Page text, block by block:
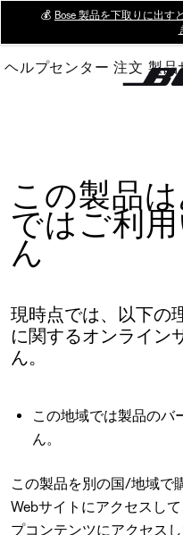
Main
💰 Bose 製品を下取りに出す
ヘルプセンター 注文 製品
この製品
ではご利
ん
現時点では、以下の
に関するオンライン
ん。
この地域では製品のバ
ん。
この製品を別の国/地域で
Webサイトにアクセスし
プコンテンツにアクセスし